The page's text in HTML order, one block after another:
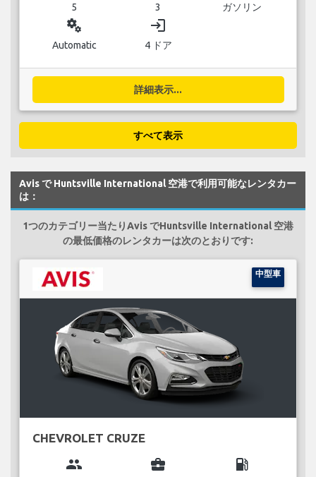
5 3 ガソリン
miscellaneous_services
Automatic
login
4 ドア
詳細表示...
すべて表示
Avis で Huntsville International 空港で利用可能なレンタカー
は：
1つのカテゴリー当たりAvis でHuntsville International 空港
の最低価格のレンタカーは次のとおりです:
中型車
CHEVROLET CRUZE
group business_center local_gas_station